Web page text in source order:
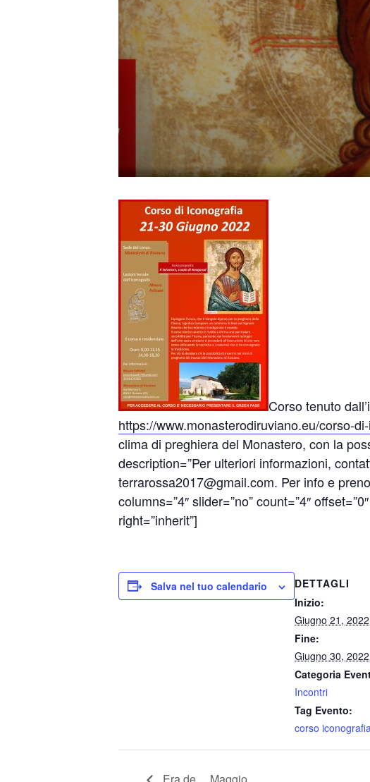
Corso tenuto
https://www.monasterodiruviano.eu/corso-
clima di preghiera del Monastero, con la
description=”Per ulteriori informazioni,
terrarossa2017@gmail.com. Per info e
columns=”4″ slider=”no” count=”4″
right=”inherit”]
Salva nel tuo calendario
DETTAGLI
Inizio:
Giugno 21,
Fine:
Giugno 30,
Categoria
Incontri
Tag Evento:
corso iconografia